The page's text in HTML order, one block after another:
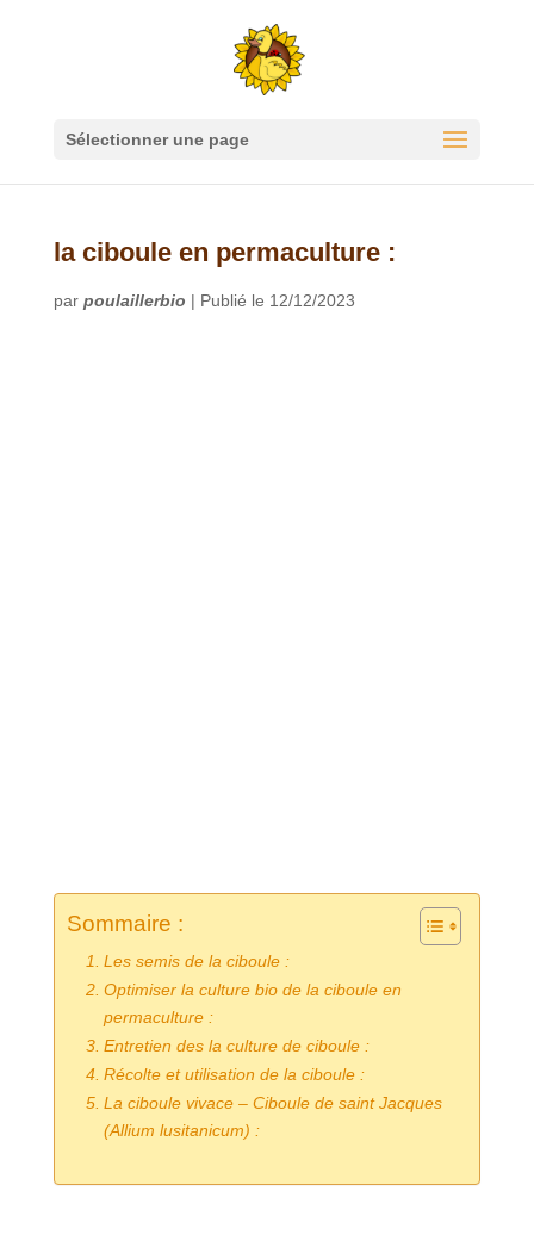
Sélectionner une page
la ciboule en permaculture :
par poulaillerbio | Publié le 12/12/2023
Sommaire :
Les semis de la ciboule :
Optimiser la culture bio de la ciboule en
permaculture :
Entretien des la culture de ciboule :
Récolte et utilisation de la ciboule :
La ciboule vivace – Ciboule de saint Jacques
(Allium lusitanicum) :